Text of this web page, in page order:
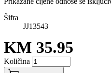
Šifra
JJ13543
KM 35.95
Količina